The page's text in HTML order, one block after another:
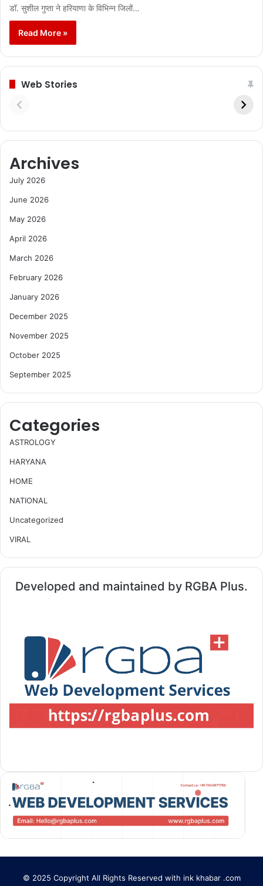
डॉ. सुशील गुप्ता ने हरियाणा के विभिन्न जिलों…
Read More »
Web Stories
Archives
July 2026
June 2026
May 2026
April 2026
March 2026
February 2026
January 2026
December 2025
November 2025
October 2025
September 2025
Categories
ASTROLOGY
HARYANA
HOME
NATIONAL
Uncategorized
VIRAL
Developed and maintained by RGBA Plus.
© 2025 Copyright All Rights Reserved with ink khabar .com